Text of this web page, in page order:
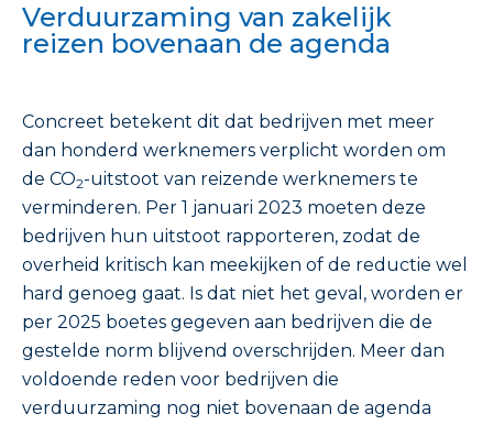
Verduurzaming van zakelijk
reizen bovenaan de agenda
Concreet betekent dit dat bedrijven met meer
dan honderd werknemers verplicht worden om
de CO2-uitstoot van reizende werknemers te
verminderen. Per 1 januari 2023 moeten deze
bedrijven hun uitstoot rapporteren, zodat de
overheid kritisch kan meekijken of de reductie wel
hard genoeg gaat. Is dat niet het geval, worden er
per 2025 boetes gegeven aan bedrijven die de
gestelde norm blijvend overschrijden. Meer dan
voldoende reden voor bedrijven die
verduurzaming nog niet bovenaan de agenda